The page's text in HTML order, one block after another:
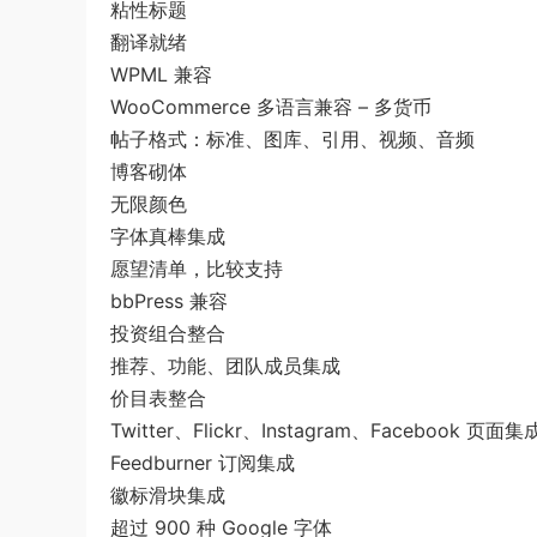
粘性标题
翻译就绪
WPML 兼容
WooCommerce 多语言兼容 – 多货币
帖子格式：标准、图库、引用、视频、音频
博客砌体
无限颜色
字体真棒集成
愿望清单，比较支持
bbPress 兼容
投资组合整合
推荐、功能、团队成员集成
价目表整合
Twitter、Flickr、Instagram、Facebook 页面集
Feedburner 订阅集成
徽标滑块集成
超过 900 种 Google 字体